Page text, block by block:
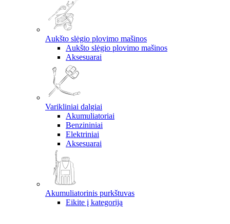
Aukšto slėgio plovimo mašinos
Aukšto slėgio plovimo mašinos
Aksesuarai
Varikliniai dalgiai
Akumuliatoriai
Benzininiai
Elektriniai
Aksesuarai
Akumuliatorinis purkštuvas
Eikite į kategoriją